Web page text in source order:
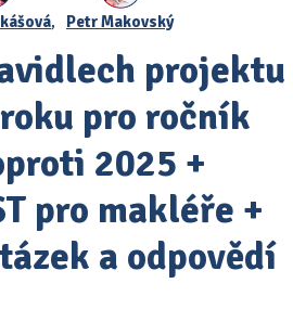
, Petr Makovský
projektu
pro ročník
2025 +
pro makléře +
a odpovědí